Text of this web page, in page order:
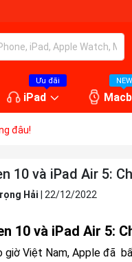
Ưu đãi
iPad
NEW
đâu!
10 và iPad Air 5:
Hải 22/12/2022
10 và iPad Air 5:
giờ Việt Nam, Apple đã